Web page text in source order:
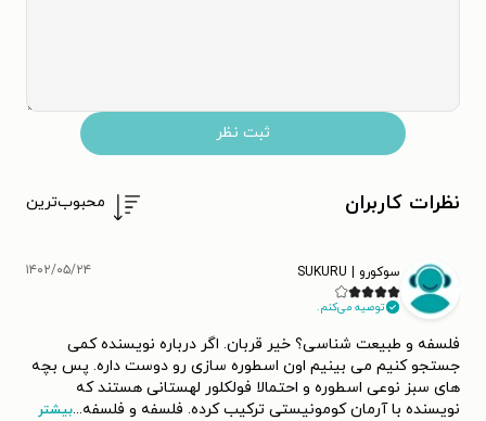
ثبت نظر
نظرات کاربران محبوب‌ترین
سوکورو | SUKURU
توصیه می‌کنم.
۱۴۰۲/۰۵/۲۴
فلسفه و طبیعت شناسی؟ خیر قربان. اگر درباره نویسنده کمی
جستجو کنیم می بینیم اون اسطوره سازی رو دوست داره. پس بچه
های سبز نوعی اسطوره و احتمالا فولکلور لهستانی هستند که
نویسنده با آرمان کومونیستی ترکیب کرده. فلسفه و فلسفه...بیشتر